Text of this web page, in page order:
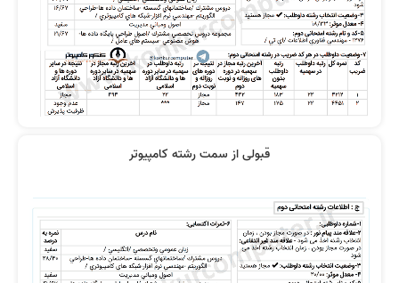
قبولی از سمت رشته کامپیوتر